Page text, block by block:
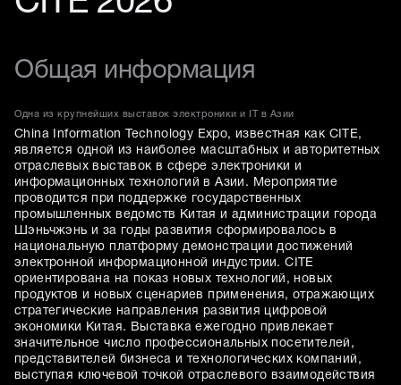
Общая информация
Одна из крупнейших выставок электроники и IT в Азии
China Information Technology Expo, известная как CITE,
является одной из наиболее масштабных и авторитетных
отраслевых выставок в сфере электроники и
информационных технологий в Азии. Мероприятие
проводится при поддержке государственных
промышленных ведомств Китая и администрации города
Шэньчжэнь и за годы развития сформировалось в
национальную платформу демонстрации достижений
электронной информационной индустрии. CITE
ориентирована на показ новых технологий, новых
продуктов и новых сценариев применения, отражающих
стратегические направления развития цифровой
экономики Китая. Выставка ежегодно привлекает
значительное число профессиональных посетителей,
представителей бизнеса и технологических компаний,
выступая ключевой точкой отраслевого взаимодействия